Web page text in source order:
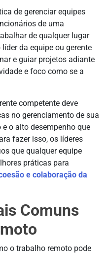
de gerenciar equipes
de uma
de qualquer lugar
da equipe ou gerente
e guiar projetos adiante
e foco como se a
competente deve
no gerenciamento de sua
o alto desempenho que
fazer isso, os líderes
que qualquer equipe
práticas para
e colaboração da
Comuns
o trabalho remoto pode